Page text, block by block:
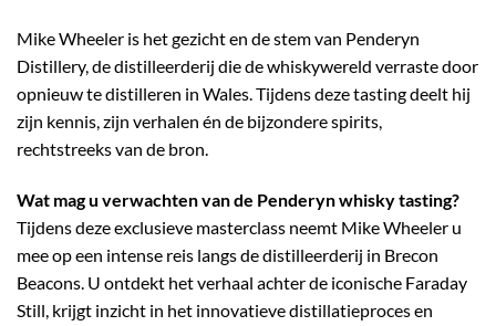
Mike Wheeler is het gezicht en de stem van Penderyn
Distillery, de distilleerderij die de whiskywereld verraste door
opnieuw te distilleren in Wales. Tijdens deze tasting deelt hij
zijn kennis, zijn verhalen én de bijzondere spirits,
rechtstreeks van de bron.
Wat mag u verwachten van de Penderyn whisky tasting?
Tijdens deze exclusieve masterclass neemt Mike Wheeler u
mee op een intense reis langs de distilleerderij in Brecon
Beacons. U ontdekt het verhaal achter de iconische Faraday
Still, krijgt inzicht in het innovatieve distillatieproces en